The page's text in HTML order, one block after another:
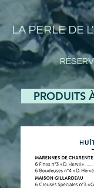
LA PERLE DE
PRODUITS